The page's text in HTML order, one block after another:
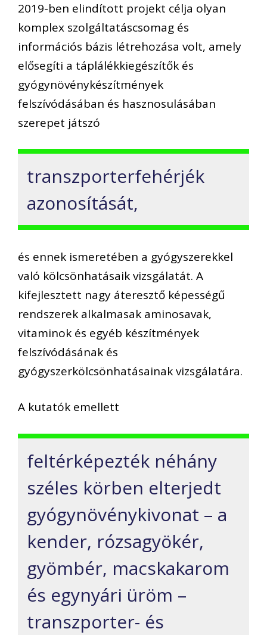
2019-ben elindított projekt célja olyan
komplex szolgáltatáscsomag és
információs bázis létrehozása volt, amely
elősegíti a táplálékkiegészítők és
gyógynövénykészítmények
felszívódásában és hasznosulásában
szerepet játszó
transzporterfehérjék
azonosítását,
és ennek ismeretében a gyógyszerekkel
való kölcsönhatásaik vizsgálatát. A
kifejlesztett nagy áteresztő képességű
rendszerek alkalmasak aminosavak,
vitaminok és egyéb készítmények
felszívódásának és
gyógyszerkölcsönhatásainak vizsgálatára.
A kutatók emellett
feltérképezték néhány
széles körben elterjedt
gyógynövénykivonat – a
kender, rózsagyökér,
gyömbér, macskakarom
és egynyári üröm –
transzporter- és